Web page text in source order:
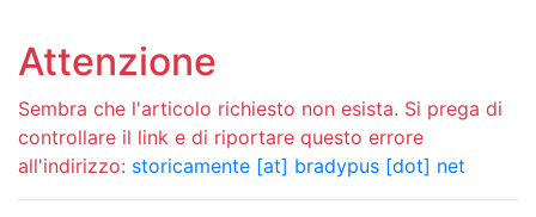
Attenzione
Sembra che l'articolo richiesto non esista. Si prega di
controllare il link e di riportare questo errore
all'indirizzo: storicamente [at] bradypus [dot] net